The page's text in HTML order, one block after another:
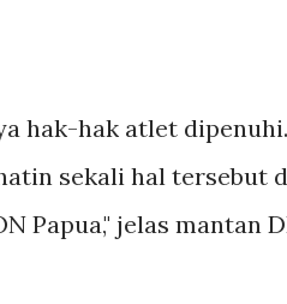
hak-hak atlet
sekali hal tersebut
Papua," jelas mantan